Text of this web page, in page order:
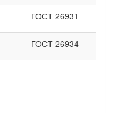
ГОСТ 26931
ГОСТ 26934